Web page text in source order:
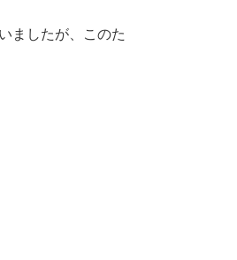
ましたが、このた